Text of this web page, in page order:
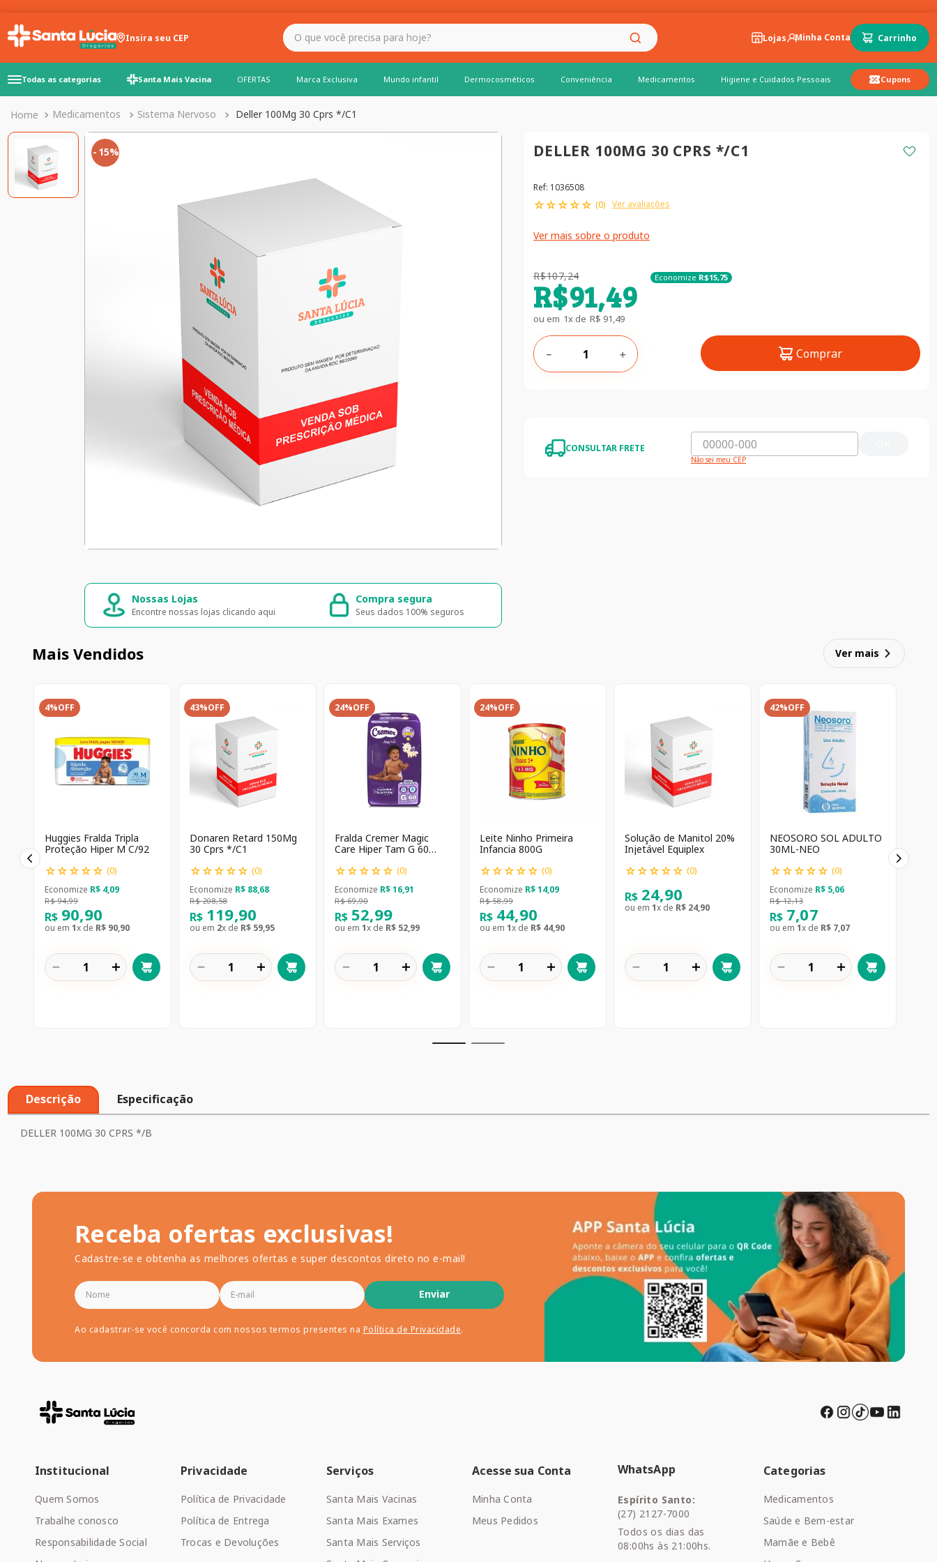
Insira seu CEP
O que você precisa para hoje?
Lojas
Todas as categorias Santa Mais Vacina OFERTAS Marca Exclusiva Mundo infantil Dermocosméticos Conveniência Medicamentos Higiene e Cuidados Pessoais Cupons
Medicamentos Sistema Nervoso Deller 100Mg 30 Cprs */C1
15%
Nossas Lojas
Encontre nossas lojas clicando aqui
Compra segura
Seus dados 100% seguros
DELLER 100MG 30 CPRS */C1
Ref: 1036508
☆☆☆☆☆ (0) Ver avaliações
Ver mais sobre o produto
R$107,24 Economize R$15,75
R$91,49
ou em 1x de R$ 91,49
＋
－ Comprar
CONSULTAR FRETE
Não sei meu CEP
Mais Vendidos Ver mais
4%OFF
Huggies Fralda Tripla
Proteção Hiper M C/92
☆☆☆☆☆ (0)
Economize R$ 4,09
R$ 94,99
R$ 90,90
ou em 1x de R$ 90,90
＋
－
43%OFF
Donaren Retard 150Mg
30 Cprs */C1
☆☆☆☆☆ (0)
Economize R$ 88,68
R$ 208,58
R$ 119,90
ou em 2x de R$ 59,95
＋
－
24%OFF
Fralda Cremer Magic
Care Hiper Tam G 60
☆☆☆☆☆ (0)
Economize R$16,91
R$ 69,90
R$ 52,99
ou em 1x de R$ 52,99
＋
－
24%OFF
Leite Ninho Primeira
Infancia 800G
☆☆☆☆☆ (0)
Economize R$14,09
R$ 58,99
R$ 44,90
ou em 1x de R$ 44,90
＋
－
Solução de Manitol 20%
Injetável Equiplex
☆☆☆☆☆ (0)
R$ 24,90
ou em 1x de R$ 24,90
＋
－
42%OFF
NEOSORO SOL ADULTO
30ML-NEO
☆☆☆☆☆ (0)
Economize R$ 5,06
R$ 12,13
R$ 7,07
ou em 1x de R$ 7,07
＋
－
Descrição Especificação
DELLER 100MG 30 CPRS */B
Receba ofertas exclusivas!
Cadastre-se e obtenha as melhores ofertas e super descontos direto no e-mail!
Enviar
Ao cadastrar-se você concorda com nossos termos presentes na Política de Privacidade.
Institucional
Quem Somos
Trabalhe conosco
Responsabilidade Social
Privacidade
Política de Privacidade
Política de Entrega
Trocas e Devoluções
Serviços
Santa Mais Vacinas
Santa Mais Exames
Santa Mais Serviços
Acesse sua Conta
Minha Conta
Meus Pedidos
WhatsApp
Espírito Santo:
(27) 2127-7000
Todos os dias das
08:00hs às 21:00hs.
Categorias
Medicamentos
Saúde e Bem-estar
Mamãe e Bebê